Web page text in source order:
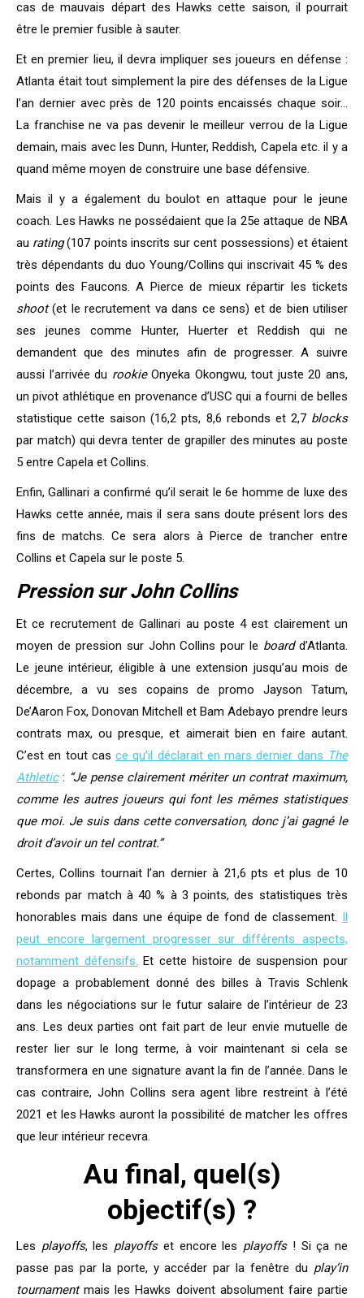
cas de mauvais départ des Hawks cette saison, il pourrait
être le premier fusible à sauter.
Et en premier lieu, il devra impliquer ses joueurs en défense :
Atlanta était tout simplement la pire des défenses de la Ligue
l’an dernier avec près de 120 points encaissés chaque soir…
La franchise ne va pas devenir le meilleur verrou de la Ligue
demain, mais avec les Dunn, Hunter, Reddish, Capela etc. il y a
quand même moyen de construire une base défensive.
Mais il y a également du boulot en attaque pour le jeune
coach. Les Hawks ne possédaient que la 25e attaque de NBA
au rating(107 points inscrits sur cent possessions) et étaient
très dépendants du duo Young/Collins qui inscrivait 45 % des
points des Faucons. A Pierce de mieux répartir les tickets
shoot(et le recrutement va dans ce sens) et de bien utiliser
ses jeunes comme Hunter, Huerter et Reddish qui ne
demandent que des minutes afin de progresser.A suivre
aussi l’arrivée du rookieOnyeka Okongwu, tout juste 20 ans,
un pivot athlétique en provenance d’USC qui a fourni de belles
statistique cette saison (16,2 pts, 8,6 rebonds et 2,7 blocks
par match) qui devra tenter de grapiller des minutes au poste
5 entre Capela et Collins.
Enfin, Gallinari a confirmé qu’il serait le 6e homme de luxe des
Hawks cette année, mais il sera sans doute présent lors des
fins de matchs. Ce sera alors à Pierce de trancher entre
Collins et Capela sur le poste 5.
Pression sur John Collins
Et ce recrutement de Gallinari au poste 4 est clairement un
moyen de pression sur John Collins pour le boardd’Atlanta.
Le jeune intérieur, éligible à une extension jusqu’au mois de
décembre, a vu ses copains de promo Jayson Tatum,
De’Aaron Fox, Donovan Mitchell et Bam Adebayo prendre leurs
contrats max, ou presque, et aimerait bien en faire autant.
C’est en tout casce qu’il déclarait en mars dernier dans The
Athletic: “Je pense clairement mériter un contrat maximum,
comme les autres joueurs qui font les mêmes statistiques
que moi. Je suis dans cette conversation, donc j’ai gagné le
droit d’avoir un tel contrat.”
Certes, Collins tournait l’an dernier à 21,6 pts et plus de 10
rebonds par match à 40 % à 3 points, des statistiques très
honorables mais dans une équipe de fond de classement. Il
peut encore largement progresser sur différents aspects,
notamment défensifs. Et cette histoire de suspension pour
dopage a probablement donné des billes à Travis Schlenk
dans les négociations sur le futur salaire de l’intérieur de 23
ans. Les deux parties ont fait part de leur envie mutuelle de
rester lier sur le long terme, à voir maintenant si cela se
transformera en une signature avant la fin de l’année. Dans le
cas contraire, John Collins sera agent libre restreint à l’été
2021 et les Hawks auront la possibilité de matcher les offres
que leur intérieur recevra.
Au final, quel(s)
objectif(s) ?
Les playoffs, les playoffset encore les playoffs! Si ça ne
passe pas par la porte, y accéder par la fenêtre du play’in
tournamentmais les Hawks doivent absolument faire partie